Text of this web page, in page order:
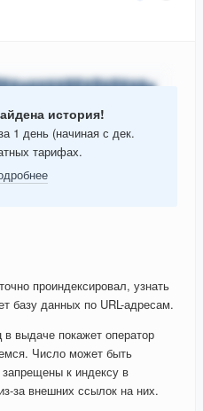
история!
1 день (начиная с дек.
тарифах.
проиндексировал, узнать
базу данных по URL-адресам.
выдаче покажет оператор
Число может быть
к индексу в
за внешних ссылок на них.